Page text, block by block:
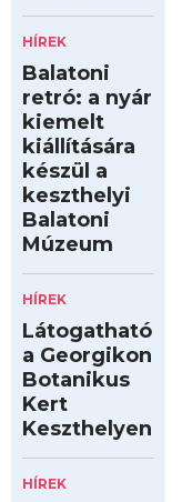
HÍREK
Balatoni
retró: a nyár
kiemelt
kiállítására
készül a
keszthelyi
Balatoni
Múzeum
HÍREK
Látogatható
a Georgikon
Botanikus
Kert
Keszthelyen
HÍREK